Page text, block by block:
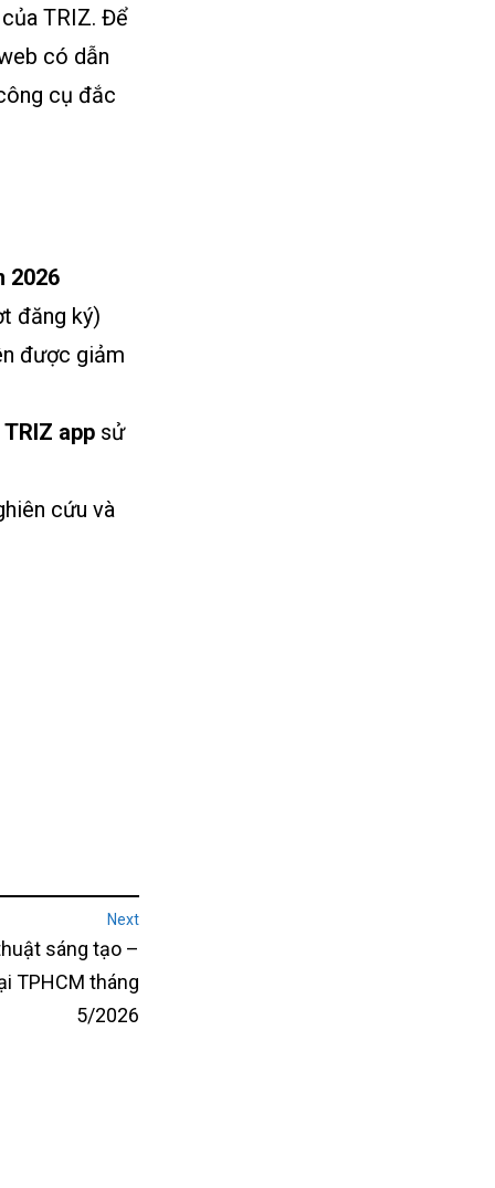
TRIZ. Để
có dẫn
cụ đắc
2026
đăng ký)
được giảm
app sử
cứu và
Next
sáng tạo –
TPHCM tháng
5/2026